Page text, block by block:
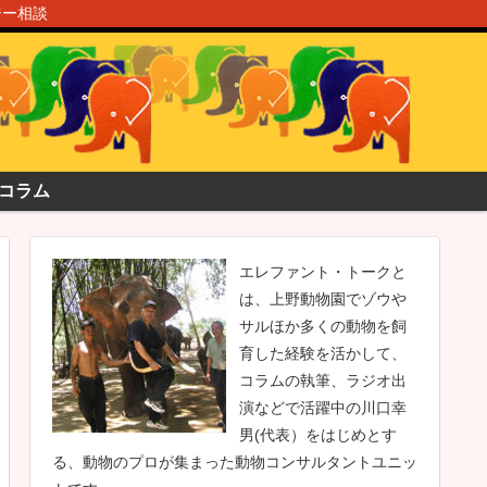
相談
ラム
エレファント・トークと
は、上野動物園でゾウや
サルほか多くの動物を飼
育した経験を活かして、
コラムの執筆、ラジオ出
演などで活躍中の川口幸
男(代表）をはじめとす
る、動物のプロが集まった動物コンサルタントユニッ